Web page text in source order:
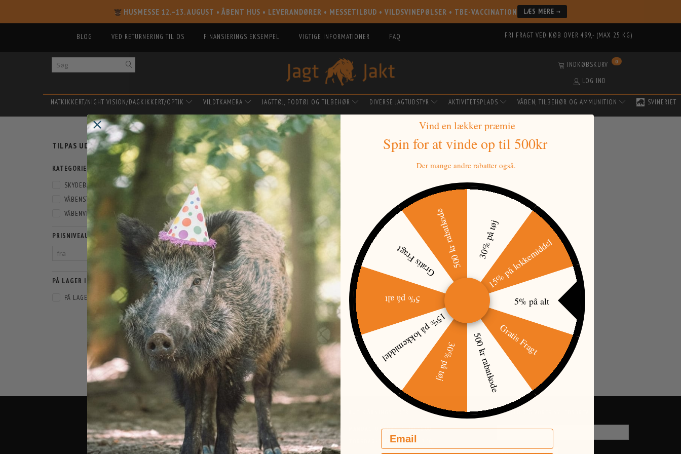
HUSMESSE 12.–13. AUGUST • ÅBENT HUS • LEVERANDØRER • MESSETILBUD • VILDSVINEPØLSER • TBE-VACCINATION LÆS MERE →
BLOG VED RETURNERING TIL OS FINANSIERINGS EKSEMPEL VIGTIGE INFORMATIONER FAQ FRI FRAGT VED KØB OVER 499,- (MAX 25 KG)
INDKØBSKURV 0
LOG IND
NATKIKKERT/NIGHT VISION/DAGKIKKERT/OPTIK VILDTKAMERA JAGTTØJ, FODTØJ OG TILBEHØR DIVERSE JAGTUDSTYR AKTIVITETSPLADS VÅBEN, TILBEHØR OG AMMUNITION SVINERIET
TILPAS UDVALG
SKIFTE
FILTER
KATEGORIER
SKYDEBANEN
VÅBENSTØTTE
VÅBENVEDLIGEHOLD(
PRISNIVEAU
PÅ LAGER I WEBSHOP
PÅ LAGER
PERGITE
POPULÆR
-12%
PERGITE GREY OAK SKYDEBÆNK
JUSTERBAR - DEAD ZERO
479,95 DKK
549,00 DKK
DU SPARER:69,05 DKK
SORTERING:
BUTIK OG SHOWROOM
AGENAVEJ 39 C
2670 GREVE
TELEFON:
52 230 111
MANDAG-ONSDAG:10:00-16:00
TORSDAG-FREDAG:10:00-17:30
TILMELD DIG VORES NYHEDSBREV
EMAIL-
Vind en lækker præmie
Spin for at vindeop til 500kr
Der mange andre rabatter også.
30% på tøj
15% på lokkemiddel
5% på alt
Gratis Fragt
500 kr rabatkode
30% på tøj
15% på lokkemiddel
5% på alt
Gratis Fragt500 kr rabatkode
Email